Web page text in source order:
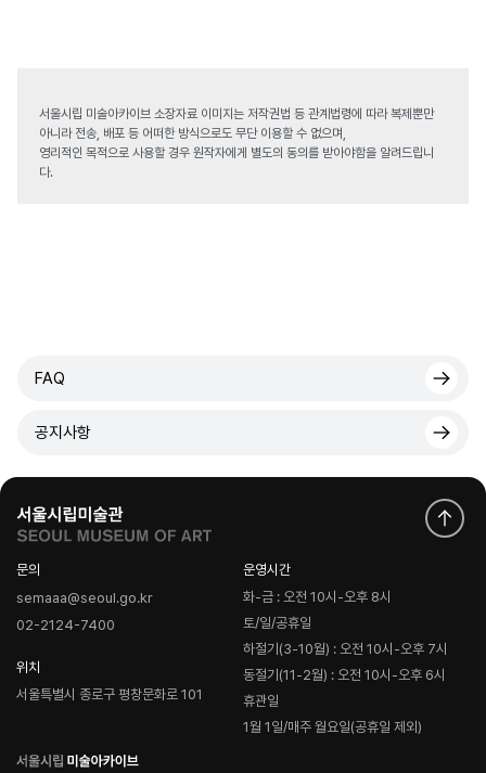
서울시립 미술아카이브 소장자료 이미지는 저작권법 등 관계법령에 따라 복제뿐만
아니라 전송, 배포 등 어떠한 방식으로도 무단 이용할 수 없으며,
영리적인 목적으로 사용할 경우 원작자에게 별도의 동의를 받아야함을 알려드립니
다.
FAQ
공지사항
문의
semaaa@seoul.go.kr
02-2124-7400
위치
서울특별시 종로구 평창문화로 101
운영시간
화-금 : 오전 10시-오후 8시
토/일/공휴일
하절기(3-10월) : 오전 10시-오후 7시
동절기(11-2월) : 오전 10시-오후 6시
휴관일
1월 1일/매주 월요일(공휴일 제외)
로
고